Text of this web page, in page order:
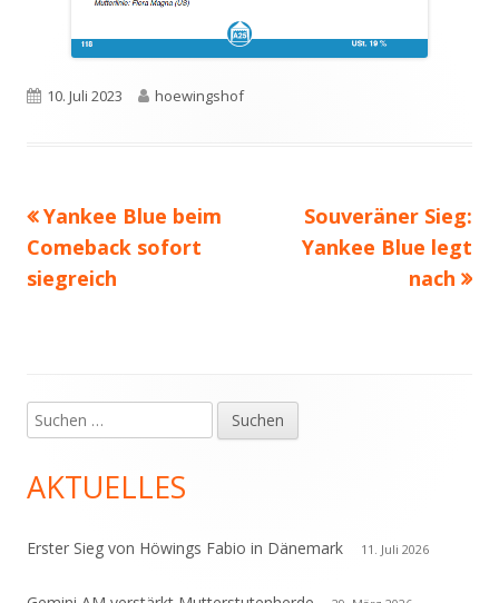
Veröffentlicht
10. Juli 2023 Autor
hoewingshof
Beitragsnavigation
Vorheriger
Beitrag:
Yankee Blue beim
Comeback sofort
siegreich
Nächster
Beitrag
Souveräner Sieg:
Yankee Blue legt
nach
Haupt-
Seitenleiste
Suchen
nach:
AKTUELLES
Erster Sieg von Höwings Fabio in Dänemark 11. Juli 2026